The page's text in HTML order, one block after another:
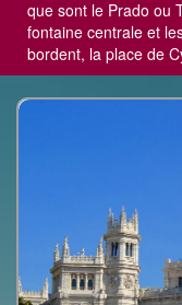
que sont le Prado ou
fontaine centrale et
bordent, la place de